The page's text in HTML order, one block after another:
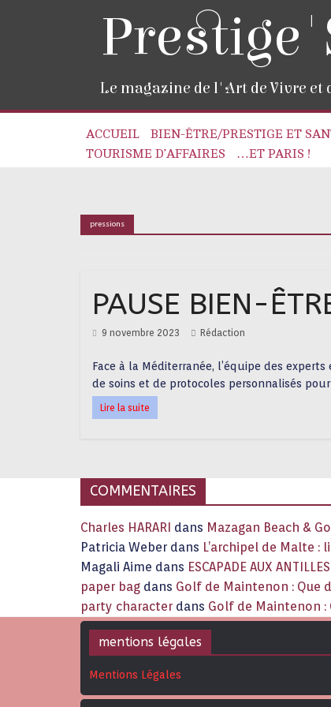
Le magazine de l'Art de Vivre et
ACCUEIL BIEN-ÊTRE/PRESTIGE ET
TOURISME D’AFFAIRES
…ET PARIS !
pressions
PAUSE BIEN-
9 novembre 2023 Rédaction
Face à la Méditerranée, l’équipe des
de soins et de protocoles personnalisés
Lire la suite
COMMENTAIRES
Charles HARARI dans Mazagan Beach &
Patricia Weber dans L’archipel de Malte :
Magali Aime dans ESCAPADE AUX
paper bag dans Golf de Maintenon : Que
party character dans Golf de Maintenon :
mentions légales
Mentions Légales